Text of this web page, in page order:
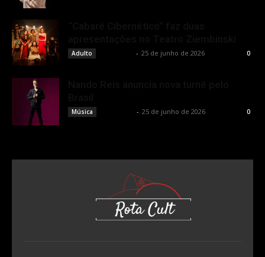
Adulto - 25 de junho de 2026 0
Música - 25 de junho de 2026 0